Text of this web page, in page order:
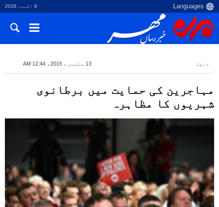
6 اگست، 2026
دنیا 13 ستمبر، 2015، 12:44 AM
مہاجرین کی حمایت میں برطانوی
شہریوں کا مظاہرہ